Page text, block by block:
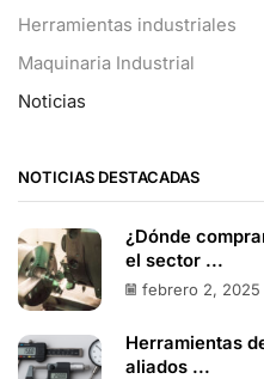
Herramientas industriales
Maquinaria Industrial
Noticias
NOTICIAS DESTACADAS
¿Dónde
el sector ...
febrero 2, 2025
Herramientas
aliados ...